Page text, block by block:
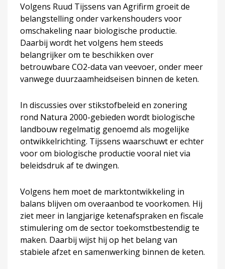
Volgens Ruud Tijssens van Agrifirm groeit de
belangstelling onder varkenshouders voor
omschakeling naar biologische productie.
Daarbij wordt het volgens hem steeds
belangrijker om te beschikken over
betrouwbare CO2-data van veevoer, onder meer
vanwege duurzaamheidseisen binnen de keten.
In discussies over stikstofbeleid en zonering
rond Natura 2000-gebieden wordt biologische
landbouw regelmatig genoemd als mogelijke
ontwikkelrichting. Tijssens waarschuwt er echter
voor om biologische productie vooral niet via
beleidsdruk af te dwingen.
Volgens hem moet de marktontwikkeling in
balans blijven om overaanbod te voorkomen. Hij
ziet meer in langjarige ketenafspraken en fiscale
stimulering om de sector toekomstbestendig te
maken. Daarbij wijst hij op het belang van
stabiele afzet en samenwerking binnen de keten.